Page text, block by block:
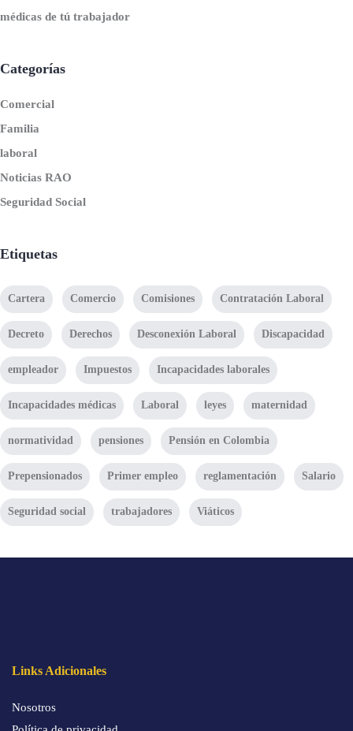
médicas de tú trabajador
Categorías
Comercial
Familia
laboral
Noticias RAO
Seguridad Social
Etiquetas
Cartera Comercio Comisiones Contratación Laboral
Decreto Derechos Desconexión Laboral Discapacidad
empleador Impuestos Incapacidades laborales
Incapacidades médicas Laboral leyes maternidad
normatividad pensiones Pensión en Colombia
Prepensionados Primer empleo reglamentación Salario
Seguridad social trabajadores Viáticos
Links Adicionales
Nosotros